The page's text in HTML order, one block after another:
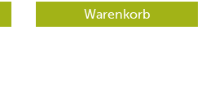
Warenkorb